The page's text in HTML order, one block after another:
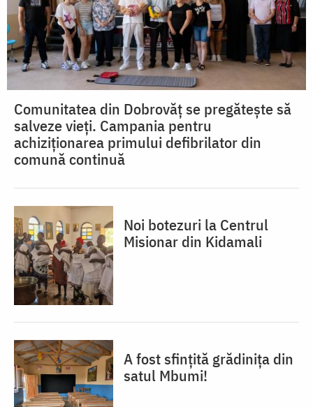
Comunitatea din Dobrovăț se pregătește să
salveze vieți. Campania pentru
achiziționarea primului defibrilator din
comună continuă
Noi botezuri la Centrul
Misionar din Kidamali
A fost sfințită grădinița din
satul Mbumi!